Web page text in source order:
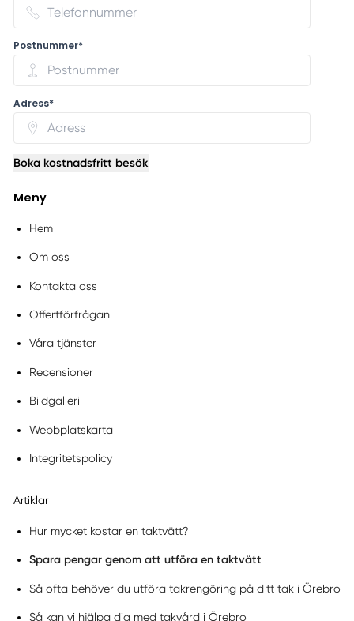
Postnummer*
Adress*
Boka kostnadsfritt besök
Meny
Hem
Om oss
Kontakta oss
Offertförfrågan
Våra tjänster
Recensioner
Bildgalleri
Webbplatskarta
Integritetspolicy
Artiklar
Hur mycket kostar en taktvätt?
Spara pengar genom att utföra en taktvätt
Så ofta behöver du utföra takrengöring på ditt tak i Örebro
Så kan vi hjälpa dig med takvård i Örebro